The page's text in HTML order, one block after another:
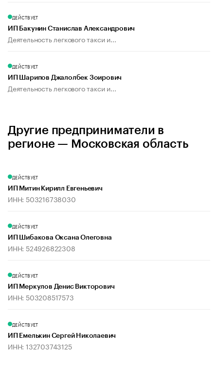
ДЕЙСТВУЕТ
ИП Бакунин Станислав Александрович
Деятельность легкового такси и...
ДЕЙСТВУЕТ
ИП Шарипов Джалолбек Зоирович
Деятельность легкового такси и...
Другие предприниматели в
регионе — Московская область
ДЕЙСТВУЕТ
ИП Митин Кирилл Евгеньевич
ИНН: 503216738030
ДЕЙСТВУЕТ
ИП Шибакова Оксана Олеговна
ИНН: 524926822308
ДЕЙСТВУЕТ
ИП Меркулов Денис Викторович
ИНН: 503208517573
ДЕЙСТВУЕТ
ИП Емелькин Сергей Николаевич
ИНН: 132703743125